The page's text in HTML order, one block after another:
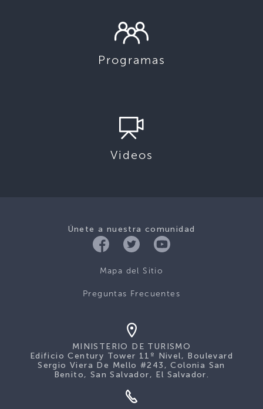
Programas
Videos
Únete a nuestra comunidad
Mapa del Sitio
Preguntas Frecuentes
MINISTERIO DE TURISMO
Edificio Century Tower 11º Nivel, Boulevard
Sergio Viera De Mello #243, Colonia San
Benito, San Salvador, El Salvador.